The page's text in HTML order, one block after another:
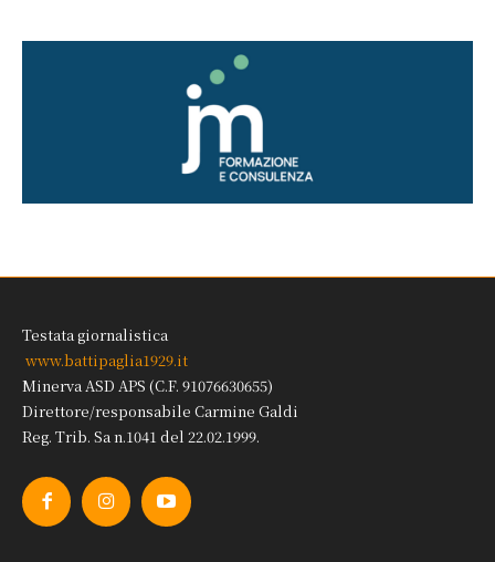
Testata giornalistica
www.battipaglia1929.it
Minerva ASD APS (C.F. 91076630655)
Direttore/responsabile Carmine Galdi
Reg. Trib. Sa n.1041 del 22.02.1999.